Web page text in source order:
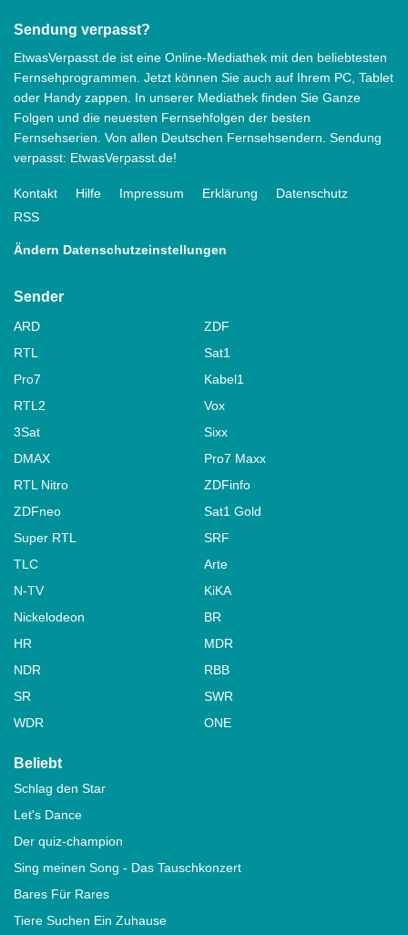
Sendung verpasst?
EtwasVerpasst.de ist eine Online-Mediathek mit den beliebtesten
Fernsehprogrammen. Jetzt können Sie auch auf Ihrem PC, Tablet
oder Handy zappen. In unserer Mediathek finden Sie Ganze
Folgen und die neuesten Fernsehfolgen der besten
Fernsehserien. Von allen Deutschen Fernsehsendern. Sendung
verpasst: EtwasVerpasst.de!
Kontakt Hilfe Impressum Erklärung
Datenschutz
RSS
Ändern Datenschutzeinstellungen
Sender
ARD
ZDF
RTL
Sat1
Pro7
Kabel1
RTL2
Vox
3Sat
Sixx
DMAX
Pro7 Maxx
RTL Nitro
ZDFinfo
ZDFneo
Sat1 Gold
Super RTL
SRF
TLC
Arte
N-TV
KiKA
Nickelodeon
BR
HR
MDR
NDR
RBB
SR
SWR
WDR
ONE
Beliebt
Schlag den Star
Let's Dance
Der quiz-champion
Sing meinen Song - Das Tauschkonzert
Bares Für Rares
Tiere Suchen Ein Zuhause